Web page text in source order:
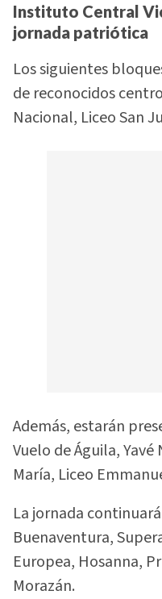
Instituto Central
jornada patriótica
Los siguientes
de reconocidos
Nacional, Liceo San
Además, estarán
Vuelo de Águila,
María, Liceo
La jornada
Buenaventura,
Europea, Hosanna,
Morazán.